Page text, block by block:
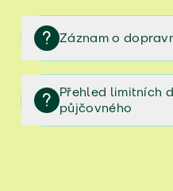
Záznam o
Záznam o dopravní
Přehled limitních
půjčovného